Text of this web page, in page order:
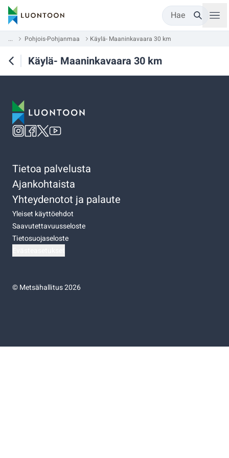
Hae
... Pohjois-Pohjanmaa Käylä- Maaninkavaara 30 km
Käylä- Maaninkavaara 30 km
Tietoa palvelusta
Ajankohtaista
Yhteydenotot ja palaute
Yleiset käyttöehdot
Saavutettavuusseloste
Tietosuojaseloste
©Metsähallitus 2026